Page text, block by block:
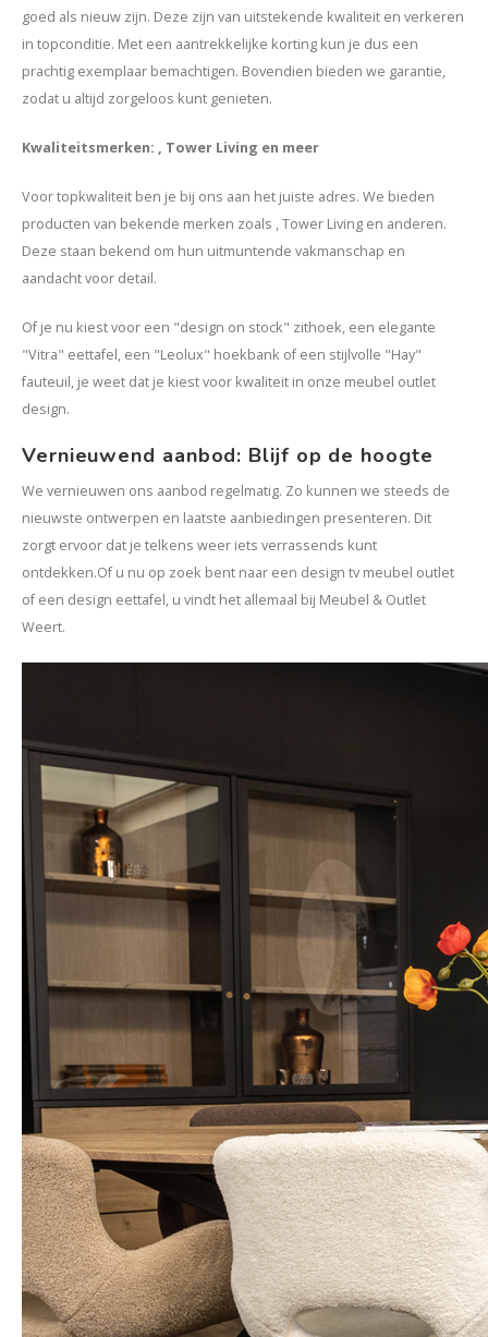
goed als nieuw zijn. Deze zijn van uitstekende kwaliteit en verkeren
in topconditie. Met een aantrekkelijke korting kun je dus een
prachtig exemplaar bemachtigen. Bovendien bieden we garantie,
zodat u altijd zorgeloos kunt genieten.
Kwaliteitsmerken: , Tower Living en meer
Voor topkwaliteit ben je bij ons aan het juiste adres. We bieden
producten van bekende merken zoals , Tower Living en anderen.
Deze staan bekend om hun uitmuntende vakmanschap en
aandacht voor detail.
Of je nu kiest voor een "design on stock" zithoek, een elegante
"Vitra" eettafel, een "Leolux" hoekbank of een stijlvolle "Hay"
fauteuil, je weet dat je kiest voor kwaliteit in onze meubel outlet
design.
Vernieuwend aanbod: Blijf op de hoogte
We vernieuwen ons aanbod regelmatig. Zo kunnen we steeds de
nieuwste ontwerpen en laatste aanbiedingen presenteren. Dit
zorgt ervoor dat je telkens weer iets verrassends kunt
ontdekken.Of u nu op zoek bent naar een design tv meubel outlet
of een design eettafel, u vindt het allemaal bij Meubel & Outlet
Weert.